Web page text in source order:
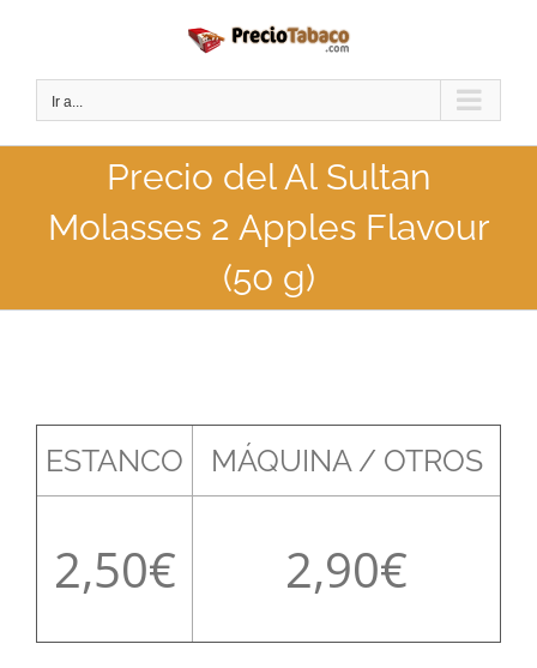
contenido
Ir a...
Precio del Al Sultan
Molasses 2 Apples Flavour
(50 g)
ESTANCO MÁQUINA / OTROS
2,50 2,90